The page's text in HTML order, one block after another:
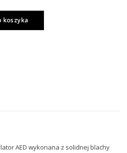
koszyka
AED wykonana z solidnej blachy